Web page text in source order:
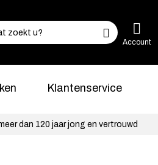
Account
Klantenservice
dan 120 jaar jong en vertrouwd